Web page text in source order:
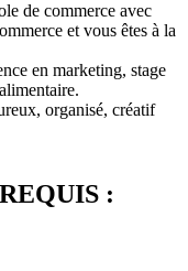
de commerce avec
et vous êtes à la
en marketing, stage
organisé, créatif
: